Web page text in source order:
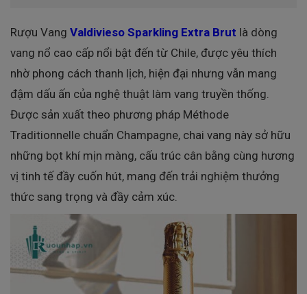
Rượu Vang Valdivieso Sparkling Extra Brut là dòng
vang nổ cao cấp nổi bật đến từ Chile, được yêu thích
nhờ phong cách thanh lịch, hiện đại nhưng vẫn mang
đậm dấu ấn của nghệ thuật làm vang truyền thống.
Được sản xuất theo phương pháp Méthode
Traditionnelle chuẩn Champagne, chai vang này sở hữu
những bọt khí mịn màng, cấu trúc cân bằng cùng hương
vị tinh tế đầy cuốn hút, mang đến trải nghiệm thưởng
thức sang trọng và đầy cảm xúc.